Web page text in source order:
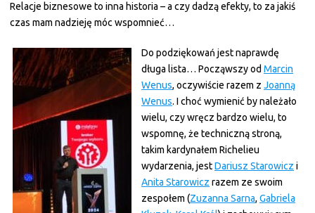
Relacje biznesowe to inna historia – a czy dadzą efekty, to za jakiś
czas mam nadzieję móc wspomnieć…
Do podziękowań jest naprawdę
długa lista… Począwszy od Marcin
Wenus, oczywiście razem z Joanną
Wenus. I choć wymienić by należało
wielu, czy wręcz bardzo wielu, to
wspomnę, że techniczną stroną,
takim kardynałem Richelieu
wydarzenia, jestDariusz Starowicz i
Anita Starowicz razem ze swoim
zespołem (Zuzanna Sarna, Gabriela